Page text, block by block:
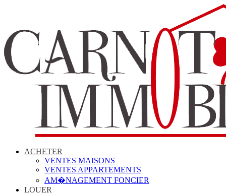
ACHETER
VENTES MAISONS
VENTES APPARTEMENTS
AM�NAGEMENT FONCIER
LOUER